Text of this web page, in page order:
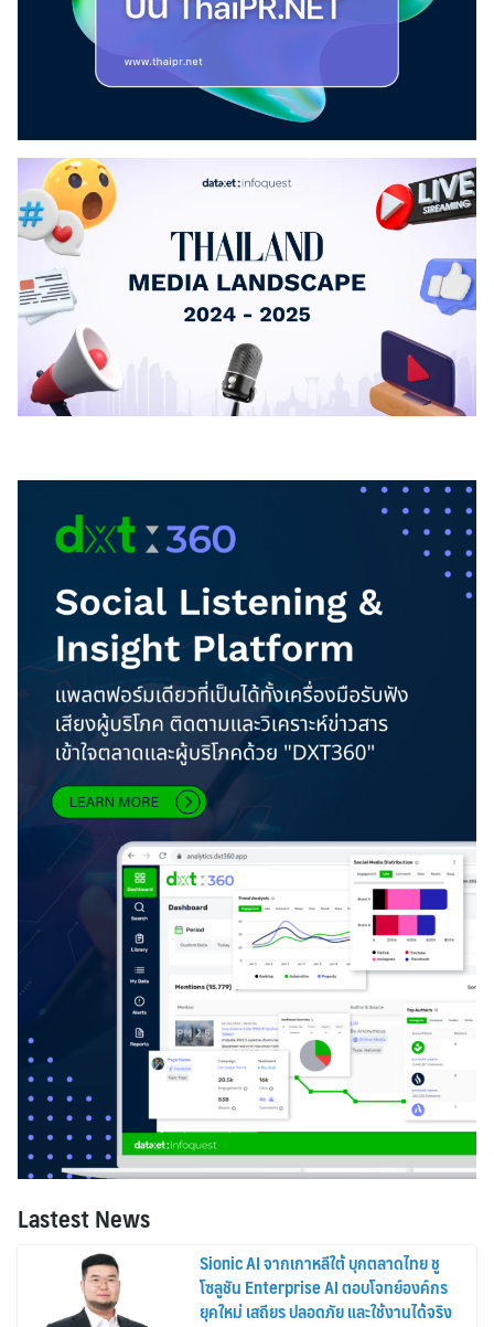
Lastest News
Sionic AI จากเกาหลีใต้ บุกตลาดไทย ชู
โซลูชัน Enterprise AI ตอบโจทย์องค์กร
ยุคใหม่ เสถียร ปลอดภัย และใช้งานได้จริง